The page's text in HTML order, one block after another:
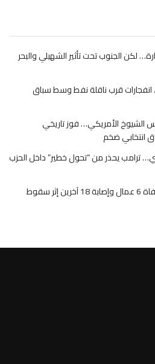
لكن الجنوب تحت تأثير الشهيلي والبحر
قرب ناقلة نفط وسط سباق
الشيوخ الأمريكي… فوز تاريخي
انتخابي ضخم
ترامب يحذر من “تحول خطير” داخل الحزب
مأساة مرورية في قسنطينة… وفاة 6 عمال وإصابة 18 آخرين إثر سقوط